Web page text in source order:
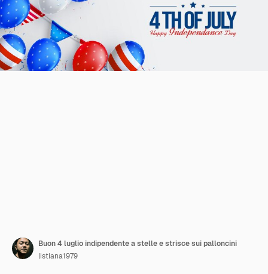
Buon 4 luglio indipendente a stelle e strisce sui palloncini
listiana1979